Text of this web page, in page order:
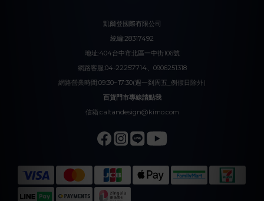
凱爾登國際有限公司
統編:28317492
地址:404台中市北區一中街106號
網路客服:04-22257714、0906251318
網路營業時間:09:30~17:30(週一到周五_例假日除外)
百貨門市專線請點我
信箱:caltandesign@kimo.com